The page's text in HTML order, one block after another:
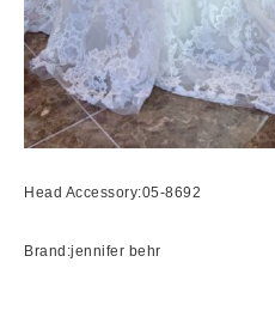
Head Accessory:05-8692
Brand:jennifer behr